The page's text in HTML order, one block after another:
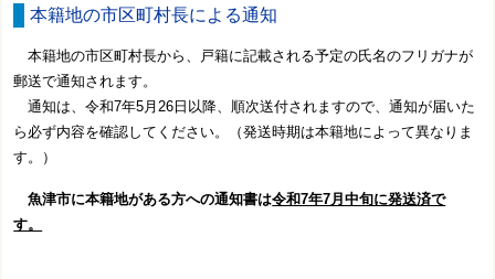
本籍地の市区町村長による通知
本籍地の市区町村長から、戸籍に記載される予定の氏名のフリガナが
郵送で通知されます。
通知は、令和7年5月26日以降、順次送付されますので、通知が届いた
ら必ず内容を確認してください。（発送時期は本籍地によって異なりま
す。）
魚津市に本籍地がある方への通知書は令和7年7月中旬に発送済で
す。